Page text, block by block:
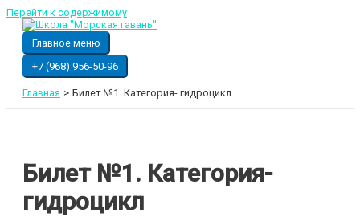
Перейти к содержимому
Главное меню
+7 (968) 956-50-96
Главная Билет №1. Категория- гидроцикл
Билет №1. Категория-
гидроцикл